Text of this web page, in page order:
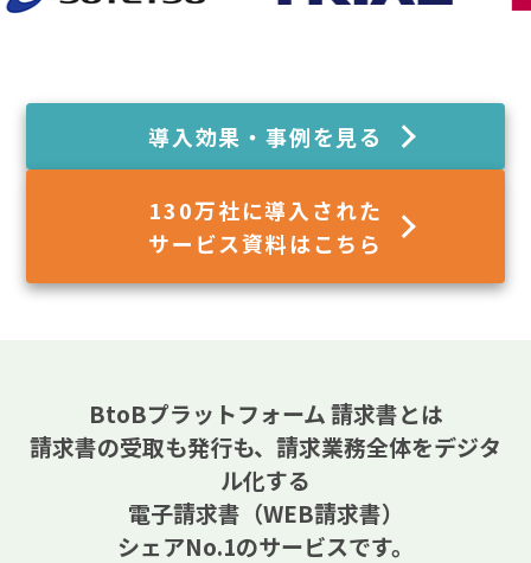
導入効果・事例を見る
130万社に導入された
サービス資料はこちら
BtoBプラットフォーム 請求書とは
請求書の受取も発行も、請求業務全体をデジタ
ル化する
電子請求書（WEB請求書）
シェアNo.1のサービスです。